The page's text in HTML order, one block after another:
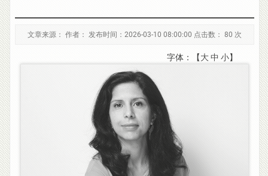
文章来源： 作者： 发布时间：2026-03-10 08:00:00 点击数： 80 次
字体：【大 中 小】